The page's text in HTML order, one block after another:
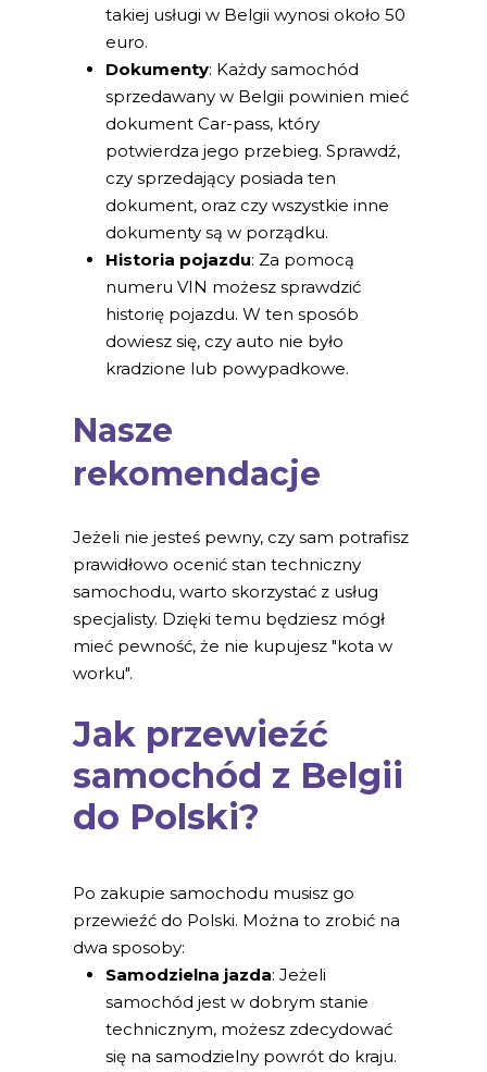
takiej usługi w Belgii wynosi około 50
euro.
Dokumenty: Każdy samochód
sprzedawany w Belgii powinien mieć
dokument Car-pass, który
potwierdza jego przebieg. Sprawdź,
czy sprzedający posiada ten
dokument, oraz czy wszystkie inne
dokumenty są w porządku.
Historia pojazdu: Za pomocą
numeru VIN możesz sprawdzić
historię pojazdu. W ten sposób
dowiesz się, czy auto nie było
kradzione lub powypadkowe.
Nasze
rekomendacje
Jeżeli nie jesteś pewny, czy sam potrafisz
prawidłowo ocenić stan techniczny
samochodu, warto skorzystać z usług
specjalisty. Dzięki temu będziesz mógł
mieć pewność, że nie kupujesz "kota w
worku".
Jak przewieźć
samochód z Belgii
do Polski?
Po zakupie samochodu musisz go
przewieźć do Polski. Można to zrobić na
dwa sposoby:
Samodzielna jazda: Jeżeli
samochód jest w dobrym stanie
technicznym, możesz zdecydować
się na samodzielny powrót do kraju.